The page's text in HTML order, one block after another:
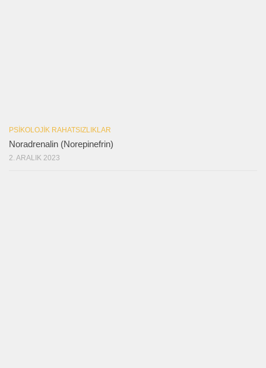
PSIKOLOJIK RAHATSIZLIKLAR
Noradrenalin (Norepinefrin)
2. ARALIK 2023